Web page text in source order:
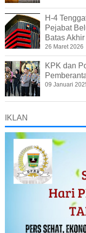
H-4
Pejabat
Batas
26 Maret 2026
KPK dan
09 Januari
IKLAN